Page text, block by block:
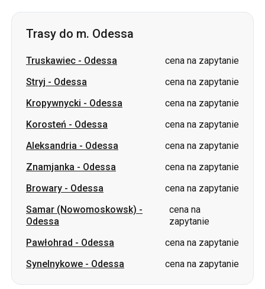
Trasy do m. Odessa
Truskawiec - Odessa
cena na zapytanie
Stryj - Odessa
cena na zapytanie
Kropywnycki - Odessa
cena na zapytanie
Korosteń - Odessa
cena na zapytanie
Aleksandria - Odessa
cena na zapytanie
Znamjanka - Odessa
cena na zapytanie
Browary - Odessa
cena na zapytanie
Samar (Nowomoskowsk) -
Odessa
cena na
zapytanie
Pawłohrad - Odessa
cena na zapytanie
Synelnykowe - Odessa cena na zapytanie